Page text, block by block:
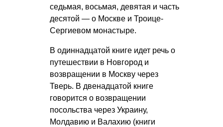
седьмая, восьмая, девятая и часть
десятой — о Москве и Троице-
Сергиевом монастыре.
В одиннадцатой книге идет речь о
путешествии в Новгород и
возвращении в Москву через
Тверь. В двенадцатой книге
говорится о возвращении
посольства через Украину,
Молдавию и Валахию (книги